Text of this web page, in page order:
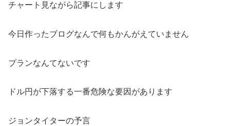
チャート見ながら記事にします
今日作ったブログなんで何もかんがえていません
プランなんてないです
ドル円が下落する一番危険な要因があります
ジョンタイターの予言